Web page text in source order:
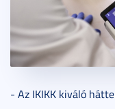
- Az IKIKK kiváló